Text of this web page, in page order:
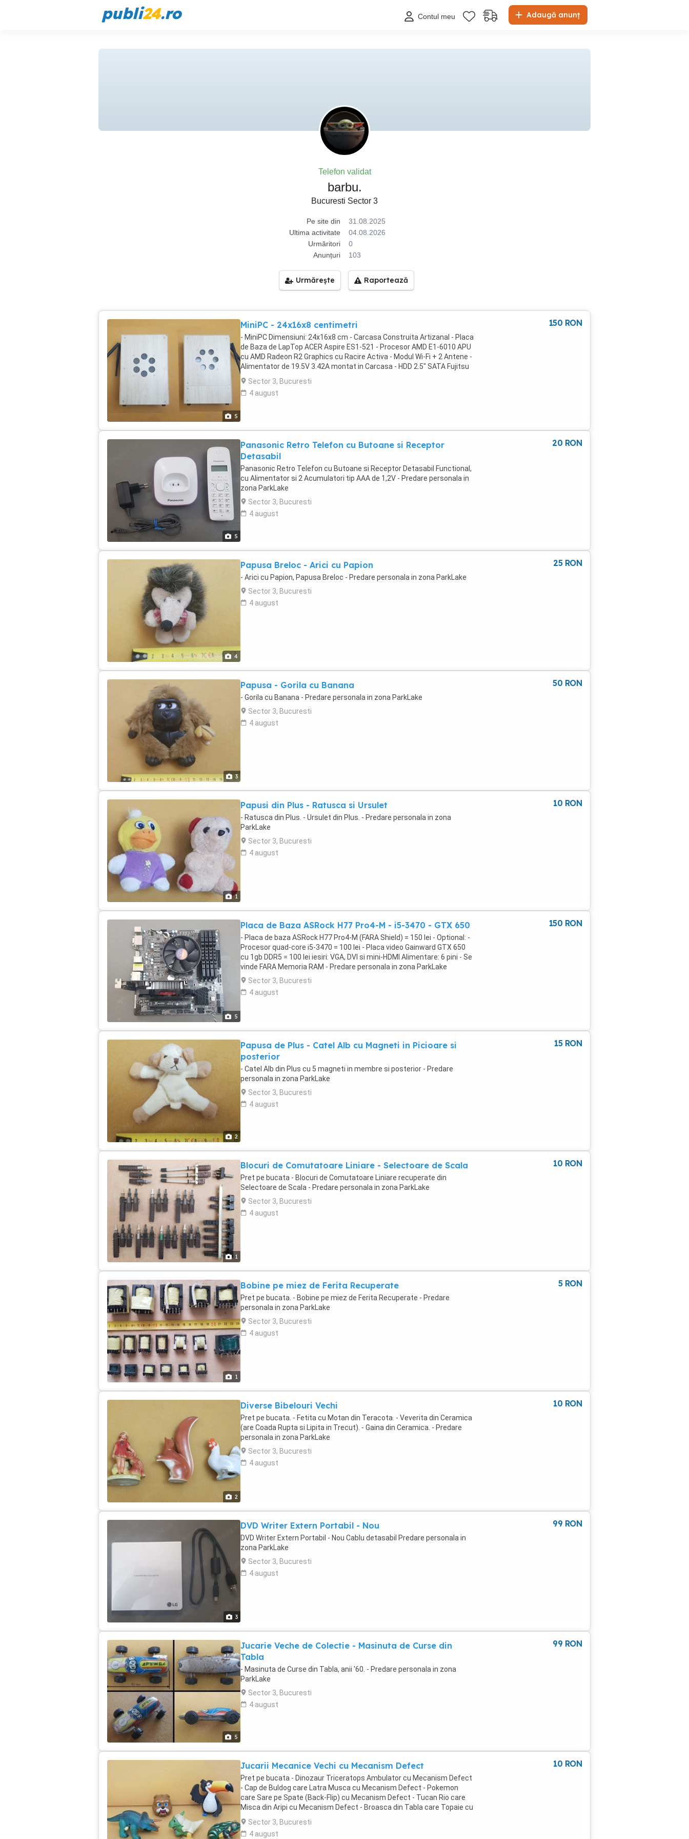
publi24.ro Adaugă anunț
Contul meu
Telefon validat
barbu.
Bucuresti Sector 3
Pe site din
31.08.2025
Ultima activitate
04.08.2026
Urmăritori
0
Anunțuri
103
Urmărește Raportează
5
MiniPC - 24x16x8 centimetri
- MiniPC Dimensiuni: 24x16x8 cm - Carcasa Construita Artizanal - Placa
de Baza de LapTop ACER Aspire ES1-521 - Procesor AMD E1-6010 APU
cu AMD Radeon R2 Graphics cu Racire Activa - Modul Wi-Fi + 2 Antene -
Alimentator de 19.5V 3.42A montat in Carcasa - HDD 2.5" SATA Fujitsu
de 80gb cu Linux Se mai poate monta 1x HDD SSD de 2.5" - 2gb RAM
DDR3 Suporta Maxim 8gb (2x 4gb) - Predare personala in zona
ParkLake
Sector 3, Bucuresti
4 august
150 RON
5
Panasonic Retro Telefon cu Butoane si Receptor
Detasabil
Panasonic Retro Telefon cu Butoane si Receptor Detasabil Functional,
cu Alimentator si 2 Acumulatori tip AAA de 1,2V - Predare personala in
zona ParkLake
Sector 3, Bucuresti
4 august
20 RON
4
Papusa Breloc - Arici cu Papion
- Arici cu Papion, Papusa Breloc - Predare personala in zona ParkLake
Sector 3, Bucuresti
4 august
25 RON
3
Papusa - Gorila cu Banana
- Gorila cu Banana - Predare personala in zona ParkLake
Sector 3, Bucuresti
4 august
50 RON
1
Papusi din Plus - Ratusca si Ursulet
- Ratusca din Plus. - Ursulet din Plus. - Predare personala in zona
ParkLake
Sector 3, Bucuresti
4 august
10 RON
5
Placa de Baza ASRock H77 Pro4-M - i5-3470 - GTX 650
- Placa de baza ASRock H77 Pro4-M (FARA Shield) = 150 lei - Optional: -
Procesor quad-core i5-3470 = 100 lei - Placa video Gainward GTX 650
cu 1gb DDR5 = 100 lei iesiri: VGA, DVI si mini-HDMI Alimentare: 6 pini - Se
vinde FARA Memoria RAM - Predare personala in zona ParkLake
Sector 3, Bucuresti
4 august
150 RON
2
Papusa de Plus - Catel Alb cu Magneti in Picioare si
posterior
- Catel Alb din Plus cu 5 magneti in membre si posterior - Predare
personala in zona ParkLake
Sector 3, Bucuresti
4 august
15 RON
1
Blocuri de Comutatoare Liniare - Selectoare de Scala
Pret pe bucata - Blocuri de Comutatoare Liniare recuperate din
Selectoare de Scala - Predare personala in zona ParkLake
Sector 3, Bucuresti
4 august
10 RON
1
Bobine pe miez de Ferita Recuperate
Pret pe bucata. - Bobine pe miez de Ferita Recuperate - Predare
personala in zona ParkLake
Sector 3, Bucuresti
4 august
5 RON
2
Diverse Bibelouri Vechi
Pret pe bucata. - Fetita cu Motan din Teracota. - Veverita din Ceramica
(are Coada Rupta si Lipita in Trecut). - Gaina din Ceramica. - Predare
personala in zona ParkLake
Sector 3, Bucuresti
4 august
10 RON
3
DVD Writer Extern Portabil - Nou
DVD Writer Extern Portabil - Nou Cablu detasabil Predare personala in
zona ParkLake
Sector 3, Bucuresti
4 august
99 RON
5
Jucarie Veche de Colectie - Masinuta de Curse din
Tabla
- Masinuta de Curse din Tabla, anii '60. - Predare personala in zona
ParkLake
Sector 3, Bucuresti
4 august
99 RON
Jucarii Mecanice Vechi cu Mecanism Defect
Pret pe bucata - Dinozaur Triceratops Ambulator cu Mecanism Defect
- Cap de Buldog care Latra Musca cu Mecanism Defect - Pokemon
care Sare pe Spate (Back-Flip) cu Mecanism Defect - Tucan Rio care
Misca din Aripi cu Mecanism Defect - Broasca din Tabla care Topaie cu
Mecanism Defect - Predare personala in zona ParkLake
Sector 3, Bucuresti
4 august
10 RON